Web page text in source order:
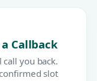
Callback
you back.
slot.